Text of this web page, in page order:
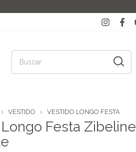
VESTIDO VESTIDO LONGO FESTA
Festa Zibeline